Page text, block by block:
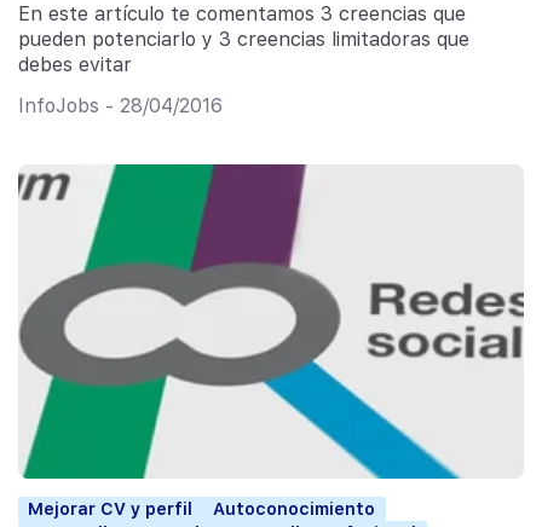
En este artículo te comentamos 3 creencias que
pueden potenciarlo y 3 creencias limitadoras que
debes evitar
InfoJobs - 28/04/2016
Mejorar CV y perfil
Autoconocimiento